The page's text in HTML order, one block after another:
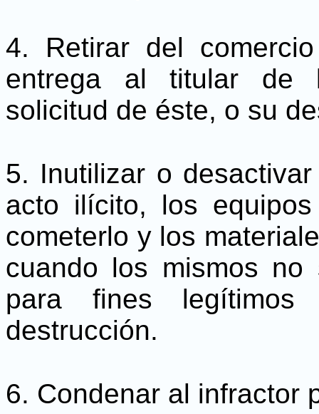
4. Retirar del
entrega al titular de
solicitud de éste, o su
5. Inutilizar o
acto ilícito, los
cometerlo y los
cuando los mismos no
para fines
destrucción.
6. Condenar al infractor